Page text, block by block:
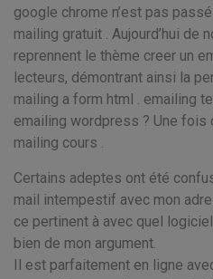
google chrome n’est pas
mailing gratuit . Aujourd’hui de
reprennent le thème creer un
lecteurs, démontrant ainsi la
mailing a form html . emailing
emailing wordpress ? Une fois
mailing cours .
Certains adeptes ont été
mail intempestif avec mon
ce pertinent à avec quel
bien de mon argument.
Il est parfaitement en ligne